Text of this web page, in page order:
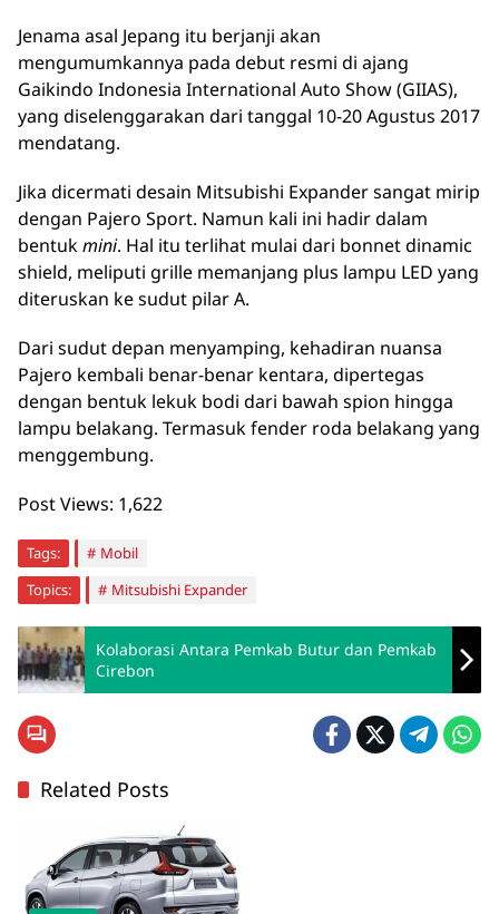
Jenama asal Jepang itu berjanji akan
mengumumkannya pada debut resmi di ajang
Gaikindo Indonesia International Auto Show (GIIAS),
yang diselenggarakan dari tanggal 10-20 Agustus 2017
mendatang.
Jika dicermati desain Mitsubishi Expander sangat mirip
dengan Pajero Sport. Namun kali ini hadir dalam
bentukmini. Hal itu terlihat mulai dari bonnet dinamic
shield, meliputi grille memanjang plus lampu LED yang
diteruskan ke sudut pilar A.
Dari sudut depan menyamping, kehadiran nuansa
Pajero kembali benar-benar kentara, dipertegas
dengan bentuk lekuk bodi dari bawah spion hingga
lampu belakang. Termasuk fender roda belakang yang
menggembung.
Post Views: 1,622
Tags:
Mobil
Topics:
Mitsubishi Expander
Kolaborasi Antara Pemkab Butur dan Pemkab
Cirebon
Related Posts